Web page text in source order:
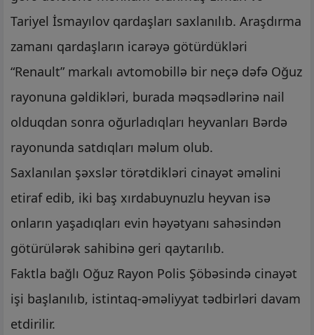
Tariyel İsmayılov qardaşları saxlanılıb. Araşdırma
zamanı qardaşların icarəyə götürdükləri
“Renault” markalı avtomobillə bir neçə dəfə Oğuz
rayonuna gəldikləri, burada məqsədlərinə nail
olduqdan sonra oğurladıqları heyvanları Bərdə
rayonunda satdıqları məlum olub.
Saxlanılan şəxslər törətdikləri cinayət əməlini
etiraf edib, iki baş xırdabuynuzlu heyvan isə
onların yaşadıqları evin həyətyanı sahəsindən
götürülərək sahibinə geri qaytarılıb.
Faktla bağlı Oğuz Rayon Polis Şöbəsində cinayət
işi başlanılıb, istintaq-əməliyyat tədbirləri davam
etdirilir.